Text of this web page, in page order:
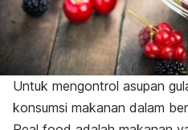
Untuk mengontrol asupan
konsumsi makanan dalam